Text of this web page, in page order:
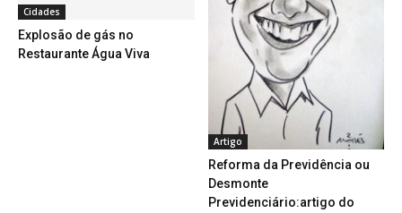
Cidades
Explosão de gás no
Restaurante Água Viva
Artigo
Reforma da Previdência ou
Desmonte
Previdenciário:artigo do